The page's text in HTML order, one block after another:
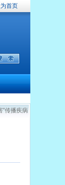
首页
”传播疾病